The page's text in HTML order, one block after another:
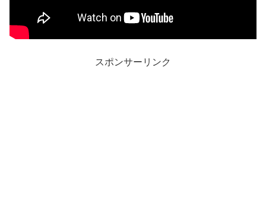
スポンサーリンク